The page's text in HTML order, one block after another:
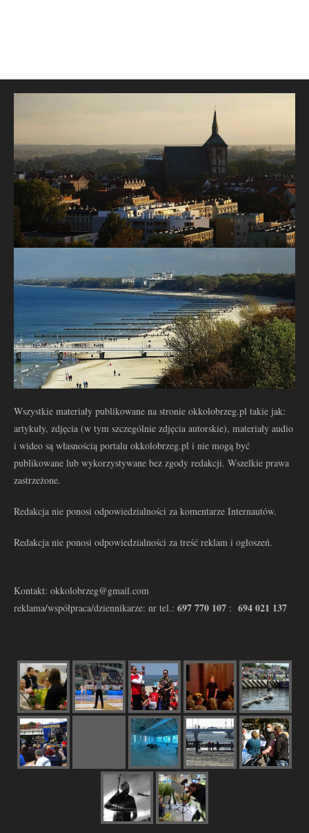
Wszystkie materiały publikowane na stronie okkolobrzeg.pl takie jak:
artykuły, zdjęcia (w tym szczególnie zdjęcia autorskie), materiały audio
i wideo są własnością portalu okkolobrzeg.pl i nie mogą być
publikowane lub wykorzystywane bez zgody redakcji. Wszelkie prawa
zastrzeżone.
Redakcja nie ponosi odpowiedzialności za komentarze Internautów.
Redakcja nie ponosi odpowiedzialności za treść reklam i ogłoszeń.
Kontakt: okkolobrzeg@gmail.com
reklama/współpraca/dziennikarze: nr tel.: 697 770 107 : 694 021 137